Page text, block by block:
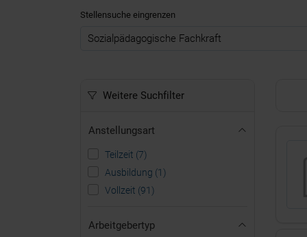
Stellensuche eingrenzen
Weitere Suchfilter
Anstellungsart
Teilzeit (7)
Ausbildung (1)
Vollzeit (91)
Arbeitgebertyp